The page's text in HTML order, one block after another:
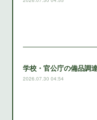
学校・官公庁の備品調
2026.07.30 04:54